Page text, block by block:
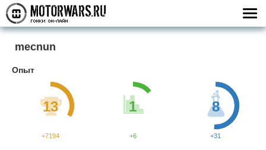
mecnun
Опыт
13
+7194
1
+6
8
+31